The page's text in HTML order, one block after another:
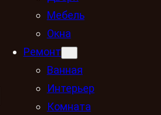
Мебель
Окна
Ремонт
Ванная
Интерьер
Комната